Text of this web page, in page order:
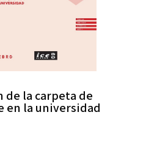
de la carpeta de
en la universidad